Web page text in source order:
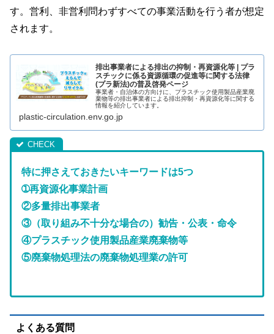
す。営利、非営利問わずすべての事業活動を行う者が想定
されます。
排出事業者による排出の抑制・再資源化等 | プラ
スチックに係る資源循環の促進等に関する法律
(プラ新法)の普及啓発ページ
事業者・自治体の方向けに、プラスチック使用製品産業廃
棄物等の排出事業者による排出抑制・再資源化等に関する
情報を紹介しています。
plastic-circulation.env.go.jp
特に押さえておきたいキーワードは5つ
➀再資源化事業計画
②多量排出事業者
③（取り組み不十分な場合の）勧告・公表・命令
④プラスチック使用製品産業廃棄物等
⑤廃棄物処理法の廃棄物処理業の許可
よくある質問